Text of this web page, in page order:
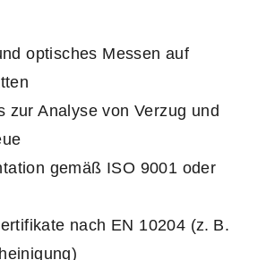
optisches Messen auf
zur Analyse von Verzug und
gemäß ISO 9001 oder
nach EN 10204 (z. B.